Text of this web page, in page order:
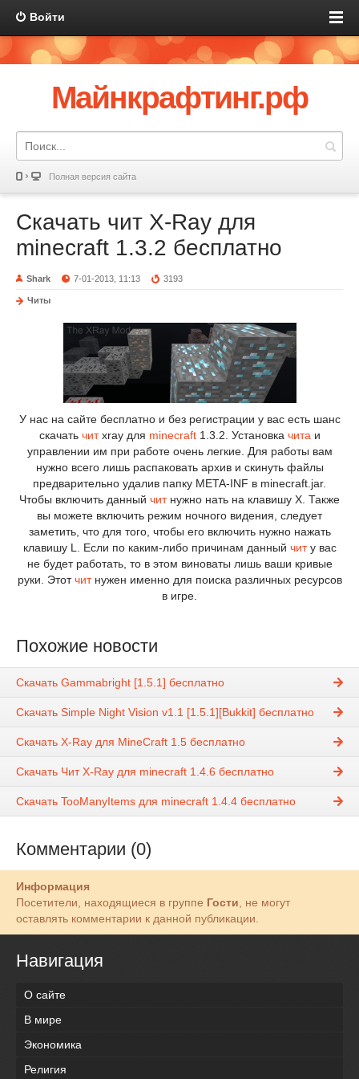
Войти
Майнкрафтинг.рф
Полная версия сайта
Скачать чит X-Ray для
minecraft 1.3.2 бесплатно
Shark 7-01-2013, 11:13 3193
Читы
У нас на сайте бесплатно и без регистрации у вас есть шанс
скачать читxray для minecraft1.3.2. Установка чита и
управлении им при работе очень легкие. Для работы вам
нужно всего лишь распаковать архив и скинуть файлы
предварительно удалив папку META-INF в minecraft.jar.
Чтобы включить данный читнужно нать на клавишу X. Также
вы можете включить режим ночного видения, следует
заметить, что для того, чтобы его включить нужно нажать
клавишу L. Если по каким-либо причинам данный читу вас
не будет работать, то в этом виноваты лишь ваши кривые
руки. Этотчитнужен именно для поиска различных ресурсов
в игре.
Похожие новости
Скачать Gammabright [1.5.1] бесплатно
Скачать Simple Night Vision v1.1 [1.5.1][Bukkit] бесплатно
Скачать X-Ray для MineCraft 1.5 бесплатно
Скачать Чит X-Ray для minecraft 1.4.6 бесплатно
Скачать TooManyItems для minecraft 1.4.4 бесплатно
Комментарии (0)
Информация
Посетители, находящиеся в группе Гости, не могут
оставлять комментарии к данной публикации.
Навигация
О сайте
В мире
Экономика
Религия